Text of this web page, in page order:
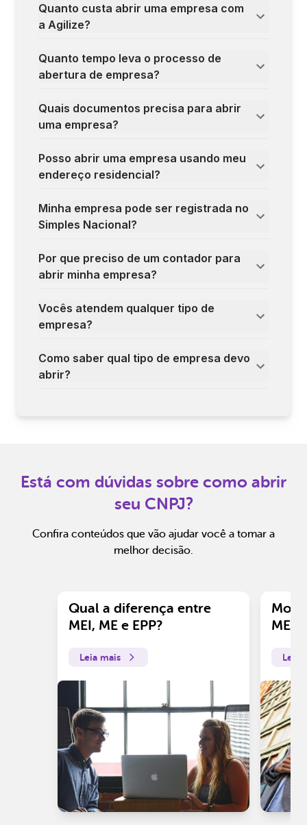
Quanto custa abrir uma empresa com
a Agilize?
Quanto tempo leva o processo de
abertura de empresa?
Quais documentos precisa para abrir
uma empresa?
Posso abrir uma empresa usando meu
endereço residencial?
Minha empresa pode ser registrada no
Simples Nacional?
Por que preciso de um contador para
abrir minha empresa?
Vocês atendem qualquer tipo de
empresa?
Como saber qual tipo de empresa devo
abrir?
Está com dúvidas sobre como abrir
seu CNPJ?
Confira conteúdos que vão ajudar você a tomar a
melhor decisão.
Qual a diferença entre
MEI, ME e EPP?
Leia mais
ME?
Leia